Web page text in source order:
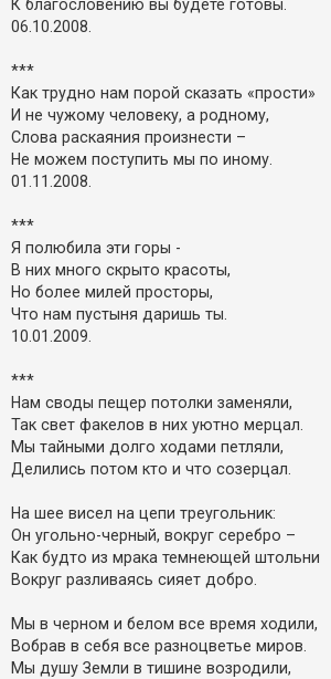
К благословению вы будете готовы.
06.10.2008.
***
Как трудно нам порой сказать «прости»
И не чужому человеку, а родному,
Слова раскаяния произнести –
Не можем поступить мы по иному.
01.11.2008.
***
Я полюбила эти горы -
В них много скрыто красоты,
Но более милей просторы,
Что нам пустыня даришь ты.
10.01.2009.
***
Нам своды пещер потолки заменяли,
Так свет факелов в них уютно мерцал.
Мы тайными долго ходами петляли,
Делились потом кто и что созерцал.
На шее висел на цепи треугольник:
Он угольно-черный, вокруг серебро –
Как будто из мрака темнеющей штольни
Вокруг разливаясь сияет добро.
Мы в черном и белом все время ходили,
Вобрав в себя все разноцветье миров.
Мы душу Земли в тишине возродили,